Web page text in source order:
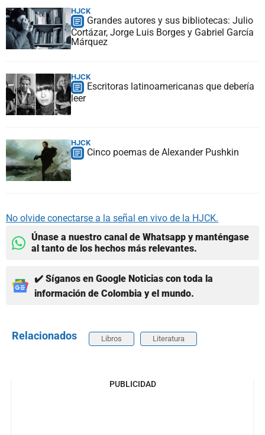
HJCK
Grandes autores y sus bibliotecas: Julio
Cortázar, Jorge Luis Borges y Gabriel García
Márquez
HJCK
Escritoras latinoamericanas que debería
leer
HJCK
Cinco poemas de Alexander Pushkin
No olvide conectarse a la señal en vivo de la HJCK.
Únase a nuestro canal de Whatsapp y manténgase
al tanto de los hechos más relevantes.
✔️ Síganos en Google Noticias con toda la
información de Colombia y el mundo.
Relacionados Libros Literatura
PUBLICIDAD